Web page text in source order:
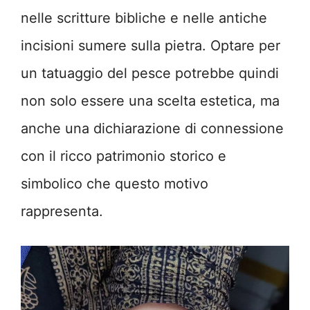
nelle scritture bibliche e nelle antiche
incisioni sumere sulla pietra. Optare per
un tatuaggio del pesce potrebbe quindi
non solo essere una scelta estetica, ma
anche una dichiarazione di connessione
con il ricco patrimonio storico e
simbolico che questo motivo
rappresenta.